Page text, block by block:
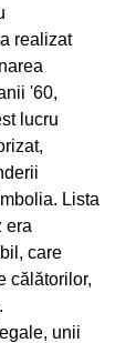
realizat
'60,
lucru
Lista
era
care
călătorilor,
unii